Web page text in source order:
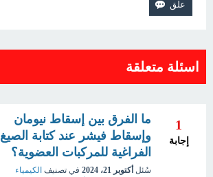
اسئلة متعلقة
1
إجابة
ما الفرق بين إسقاط نيومان
وإسقاط فيشر عند كتابة الصيغ
الفراغية للمركبات العضوية؟
سُئل أكتوبر 21، 2024 في تصنيف الكيمياء